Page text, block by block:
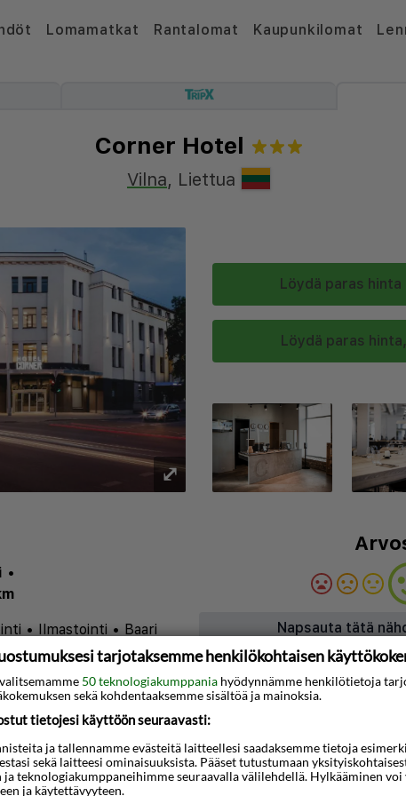
Lomamatkat Rantalomat Kaupunkilomat
Corner Hotel
Vilna, Liettua
⤢
Löydä paras
Löydä paras
•
• Ilmastointi • Baari Napsauta tätä
majoituksen Vilnan
että
muotoilu ja
3D-animaatio
tarjotaksemme henkilökohtaisen
50 teknologiakumppania hyödynnämme henkilötietoja
sekä kohdentaaksemme sisältöä ja mainoksia.
tietojesi käyttöön seuraavasti:
ja tallennamme evästeitä laitteellesi saadaksemme tietoja
sekä laitteesi ominaisuuksista. Pääset tutustumaan
teknologiakumppaneihimme seuraavalla välilehdellä. Hylkääminen voi
ja käytettävyyteen.